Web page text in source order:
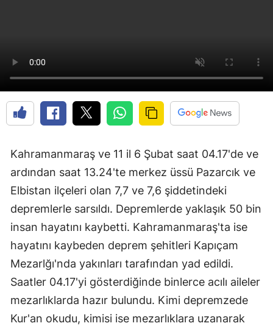
Kahramanmaraş ve 11 il 6 Şubat saat 04.17'de ve
ardından saat 13.24'te merkez üssü Pazarcık ve
Elbistan ilçeleri olan 7,7 ve 7,6 şiddetindeki
depremlerle sarsıldı. Depremlerde yaklaşık 50 bin
insan hayatını kaybetti. Kahramanmaraş'ta ise
hayatını kaybeden deprem şehitleri Kapıçam
Mezarlğı'nda yakınları tarafından yad edildi.
Saatler 04.17'yi gösterdiğinde binlerce acılı aileler
mezarlıklarda hazır bulundu. Kimi depremzede
Kur'an okudu, kimisi ise mezarlıklara uzanarak